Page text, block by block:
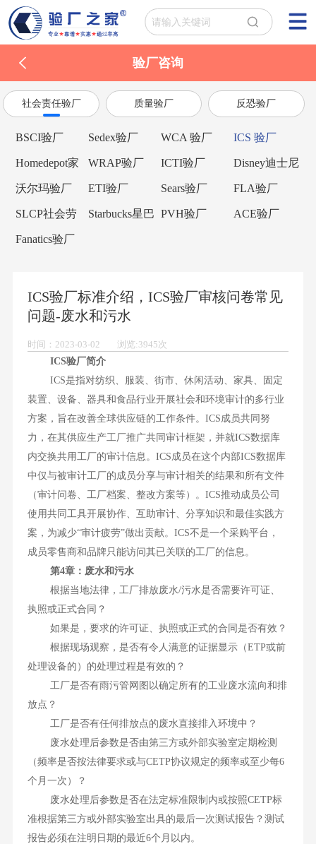
验厂咨询
社会责任验厂 质量验厂 反恐验厂
BSCI验厂 Sedex验厂 WCA 验厂 ICS 验厂
Homedepot家
得宝验厂
WRAP验厂 ICTI验厂
Disney迪士尼
验厂
沃尔玛验厂 ETI验厂 Sears验厂 FLA验厂
SLCP社会劳
工整合项目
Starbucks星巴 PVH验厂 ACE验厂
Fanatics验厂
ICS验厂标准介绍，ICS验厂审核问卷常见
问题-废水和污水
时间：2023-03-02 浏览:3945次
ICS验厂简介
ICS是指对纺织、服装、街市、休闲活动、家具、固定
装置、设备、器具和食品行业开展社会和环境审计的多行业
方案，旨在改善全球供应链的工作条件。ICS成员共同努
力，在其供应生产工厂推广共同审计框架，并就ICS数据库
内交换共用工厂的审计信息。ICS成员在这个内部ICS数据库
中仅与被审计工厂的成员分享与审计相关的结果和所有文件
（审计问卷、工厂档案、整改方案等）。ICS推动成员公司
使用共同工具开展协作、互助审计、分享知识和最佳实践方
案，为减少“审计疲劳”做出贡献。ICS不是一个采购平台，
成员零售商和品牌只能访问其已关联的工厂的信息。
第4章：废水和污水
根据当地法律，工厂排放废水/污水是否需要许可证、
执照或正式合同？
如果是，要求的许可证、执照或正式的合同是否有效？
根据现场观察，是否有令人满意的证据显示（ETP或前
处理设备的）的处理过程是有效的？
工厂是否有雨污管网图以确定所有的工业废水流向和排
放点？
工厂是否有任何排放点的废水直接排入环境中？
废水处理后参数是否由第三方或外部实验室定期检测
（频率是否按法律要求或与CETP协议规定的频率或至少每6
个月一次）？
废水处理后参数是否在法定标准限制内或按照CETP标
准根据第三方或外部实验室出具的最后一次测试报告？测试
报告必须在注明日期的最近6个月以内。